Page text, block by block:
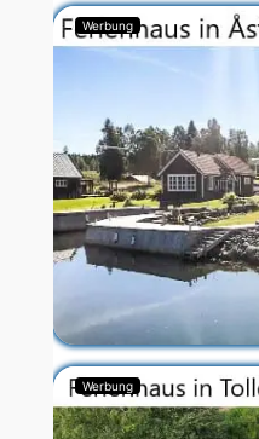
Werbung
Werbung